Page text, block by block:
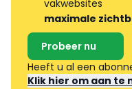
vakwebsites
maximale
Probeer nu
Heeft u al een
Klik hier om aan te